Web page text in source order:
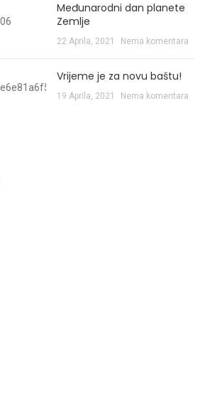
Međunarodni dan planete
Zemlje
22 Aprila, 2021 Nema komentara
Vrijeme je za novu baštu!
19 Aprila, 2021 Nema komentara